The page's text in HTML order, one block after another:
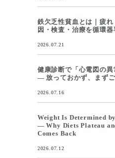
鉄欠乏性貧血とは｜疲
因・検査・治療を循環
2026.07.21
健康診断で「心電図の
― 放っておかず、まず
2026.07.16
Weight Is Determined
— Why Diets Plateau
Comes Back
2026.07.12